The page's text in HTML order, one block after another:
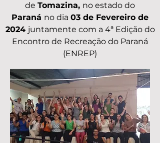
de Tomazina, no estado do
Paraná no dia 03 de Fevereiro de
2024 juntamente com a 4ª Edição do
Encontro de Recreação do Paraná
(ENREP)